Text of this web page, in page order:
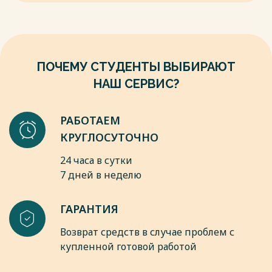
институт МВД России, 2014. – 334 с.
ПОЧЕМУ СТУДЕНТЫ ВЫБИРАЮТ
НАШ СЕРВИС?
РАБОТАЕМ
КРУГЛОСУТОЧНО
24 часа в сутки
7 дней в неделю
ГАРАНТИЯ
Возврат средств в случае проблем с
купленной готовой работой